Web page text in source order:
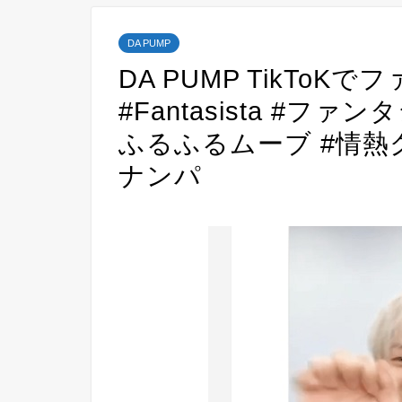
DA PUMP
DA PUMP TikToKでフ
#Fantasista #ファン
ふるふるムーブ #情熱
ナンパ